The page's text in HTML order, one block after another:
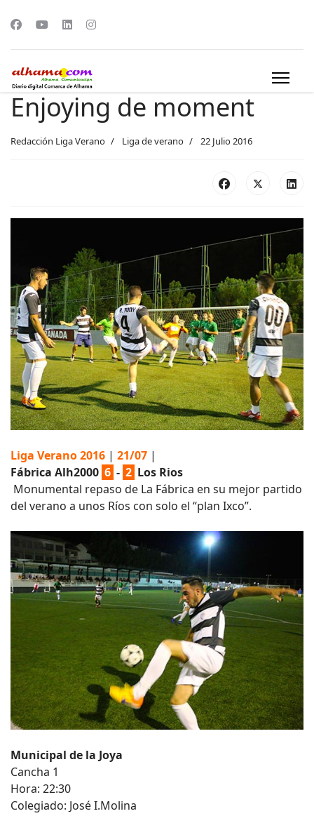
Enjoying de moment
Redacción Liga Verano Liga de verano 22 Julio 2016
Liga Verano 2016 | 21/07 |
Fábrica Alh2000 6 - 2 Los Rios
Monumental repaso de La Fábrica en su mejor partido
del verano a unos Ríos con solo el “plan Ixco”.
Municipal de la Joya
Cancha 1
Hora: 22:30
Colegiado: José I.Molina